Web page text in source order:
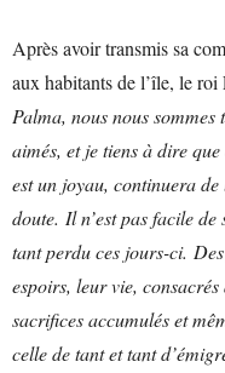
Après avoir transmis sa
aux habitants de l’île, le
Palma, nous nous
aimés, et je tiens à dire
est un joyau, continuera de
doute. Il n’est pas facile
tant perdu ces jours-ci.
espoirs, leur vie,
sacrifices accumulés et
celle de tant et tant